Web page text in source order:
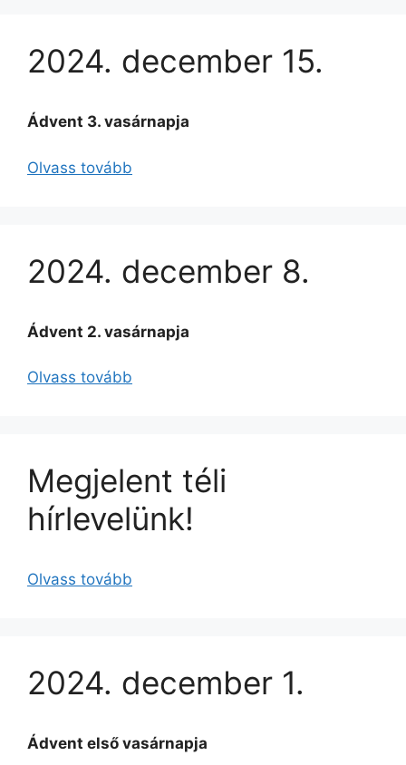
2024. december 15.
Ádvent 3. vasárnapja
Olvass tovább
2024. december 8.
Ádvent 2. vasárnapja
Olvass tovább
Megjelent téli
hírlevelünk!
Olvass tovább
2024. december 1.
Ádvent első vasárnapja